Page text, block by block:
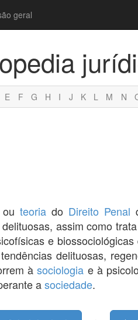
geral
E F G H I J K L M N
teoria do Direito Penal
assim como
e
delituosas,
àsociologia e à
asociedade.